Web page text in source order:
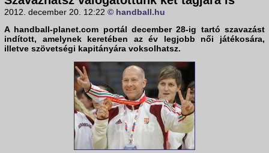
2012. december 20. 12:22 © handball.hu
A handball-planet.com portál december 28-ig tartó szavazást
indított, amelynek keretében az év legjobb női játékosára,
illetve szövetségi kapitányára voksolhatsz.